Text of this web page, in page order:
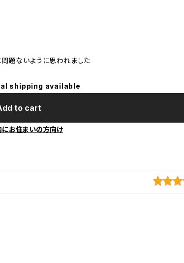
題ないように思われました
shipping available
to cart
にお住まいの方向け